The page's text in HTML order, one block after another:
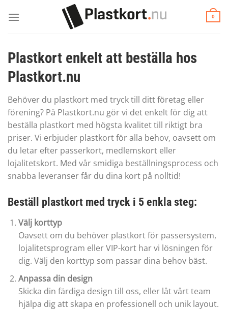
0
Plastkort enkelt att beställa hos
Plastkort.nu
Behöver du plastkort med tryck till ditt företag eller
förening? På Plastkort.nu gör vi det enkelt för dig att
beställa plastkort med högsta kvalitet till riktigt bra
priser. Vi erbjuder plastkort för alla behov, oavsett om
du letar efter passerkort, medlemskort eller
lojalitetskort. Med vår smidiga beställningsprocess och
snabba leveranser får du dina kort på nolltid!
Beställ plastkort med tryck i 5 enkla steg:
Välj korttyp
Oavsett om du behöver plastkort för passersystem,
lojalitetsprogram eller VIP-kort har vi lösningen för
dig. Välj den korttyp som passar dina behov bäst.
Anpassa din design
Skicka din färdiga design till oss, eller låt vårt team
hjälpa dig att skapa en professionell och unik layout.